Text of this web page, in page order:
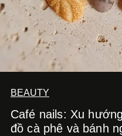
BEAUTY
Café nails: Xu
đồ cà phê và bánh